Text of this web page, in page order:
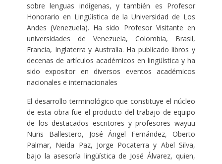
sobre lenguas indígenas, y también es Profesor
Honorario en Lingüística de la Universidad de Los
Andes (Venezuela). Ha sido Profesor Visitante en
universidades de Venezuela, Colombia, Brasil,
Francia, Inglaterra y Australia. Ha publicado libros y
decenas de artículos académicos en lingüística y ha
sido expositor en diversos eventos académicos
nacionales e internacionales
El desarrollo terminológico que constituye el núcleo
de esta obra fue el producto del trabajo de equipo
de los destacados escritores y profesores wayuu
Nuris Ballestero, José Ángel Fernández, Oberto
Palmar, Neida Paz, Jorge Pocaterra y Abel Silva,
bajo la asesoría lingüística de José Álvarez, quien,